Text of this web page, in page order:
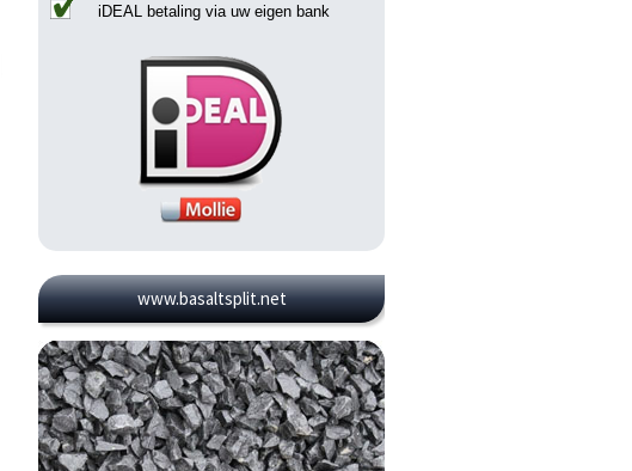
iDEAL betaling via uw eigen bank
www.basaltsplit.net